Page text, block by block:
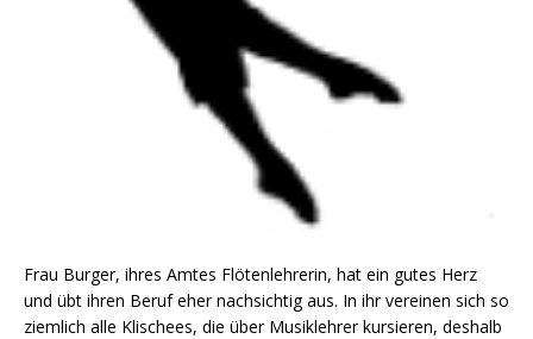
Frau Burger, ihres Amtes Flötenlehrerin, hat ein gutes Herz
und übt ihren Beruf eher nachsichtig aus. In ihr vereinen sich so
ziemlich alle Klischees, die über Musiklehrer kursieren, deshalb